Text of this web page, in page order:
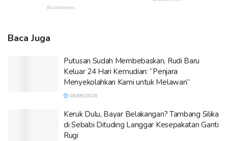
Baca Juga
Putusan Sudah Membebaskan, Rudi Baru
Keluar 24 Hari Kemudian: “Penjara
Menyekolahkan Kami untuk Melawan”
08/08/2026
Keruk Dulu, Bayar Belakangan? Tambang Silika
di Sebabi Dituding Langgar Kesepakatan Ganti
Rugi